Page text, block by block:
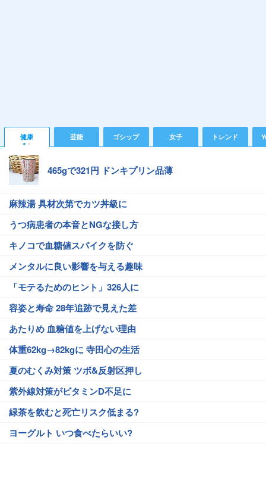
健康 芸能 ゴシップ 女子 トレンド
465gで321円 ドンキプリン品薄
麻辣湯 具材次第でカツ丼級に
うつ病患者の本音とNGな接し方
キノコで血糖値スパイクを防ぐ
メンタルに良い影響を与える趣味
「モテるためのヒント」326人に
容姿と寿命 28年追跡で見えた差
あたりめ 血糖値を上げない理由
体重62kg→82kgに 寺田心の生活
夏のむくみ対策 ツボ&反射区押し
紫外線対策がビタミンD不足に
緑茶を飲むと死亡リスク低まる?
ヨーグルト いつ食べたらいい?